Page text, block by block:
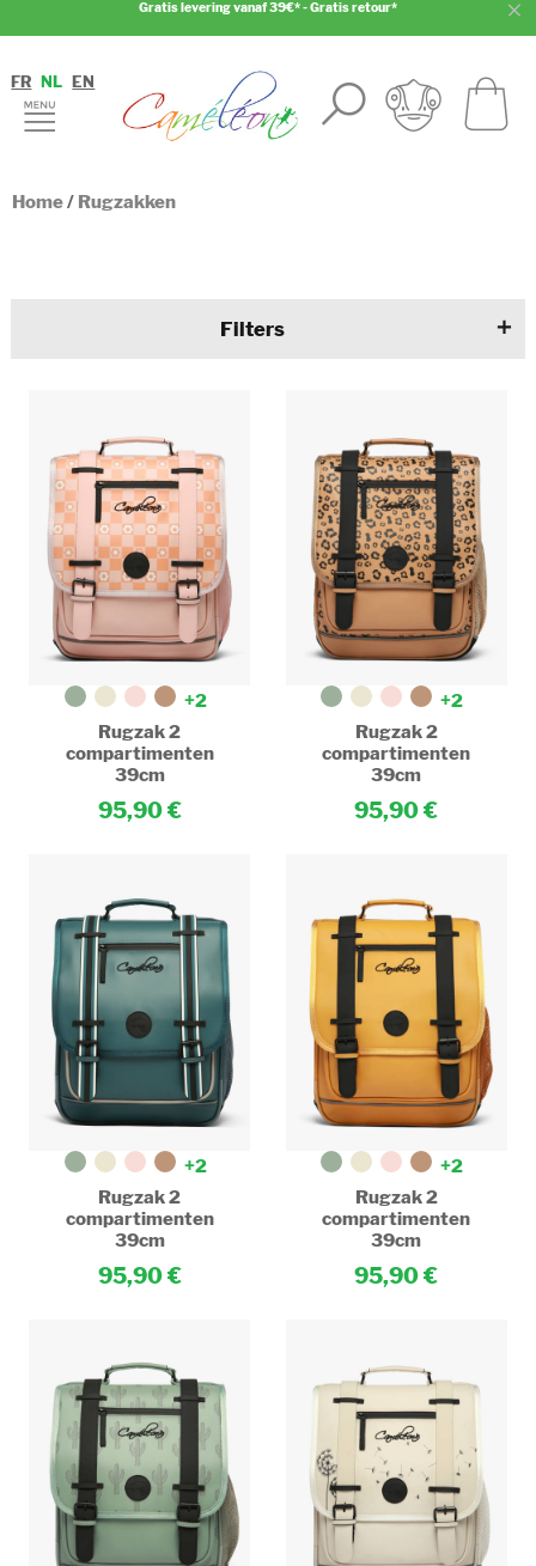
Gratis levering vanaf 39€* - Gratis retour*
FR NL EN
Home/ Rugzakken
Filters
+2
Rugzak 2
compartimenten
39cm
95,90
+2
Rugzak 2
compartimenten
39cm
95,90
+2
Rugzak 2
compartimenten
39cm
95,90
+2
Rugzak 2
compartimenten
39cm
95,90